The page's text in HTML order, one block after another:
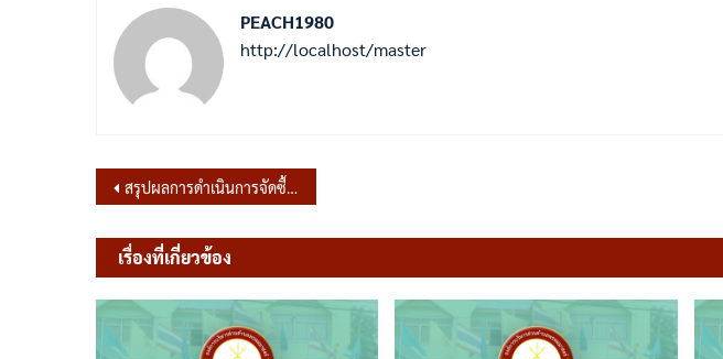
PEACH1980
http://localhost/master
แนะแนว
เรื่อง
สรุปผลการดำเนินการจัดซื้อจัดจ้างในรอบเดือน ธันวาคม 2565
เรื่องที่เกี่ยวข้อง